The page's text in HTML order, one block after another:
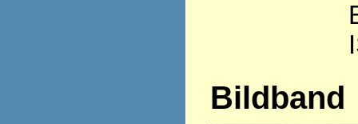
Bildband